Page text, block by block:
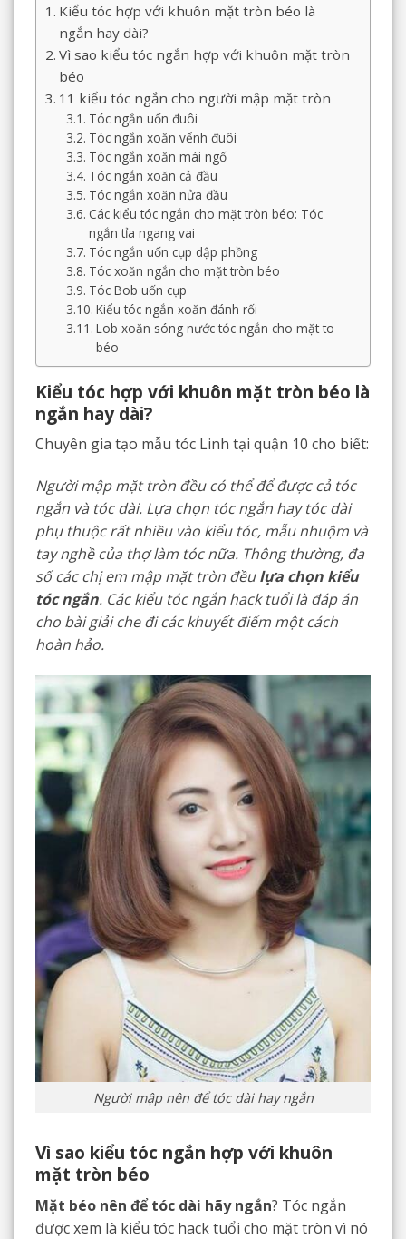
Kiểu tóc hợp với khuôn mặt tròn béo là
ngắn hay dài?
Vì sao kiểu tóc ngắn hợp với khuôn mặt tròn
béo
11 kiểu tóc ngắn cho người mập mặt tròn
Tóc ngắn uốn đuôi
Tóc ngắn xoăn vểnh đuôi
Tóc ngắn xoăn mái ngố
Tóc ngắn xoăn cả đầu
Tóc ngắn xoăn nửa đầu
Các kiểu tóc ngắn cho mặt tròn béo: Tóc
ngắn tỉa ngang vai
Tóc ngắn uốn cụp dập phồng
Tóc xoăn ngắn cho mặt tròn béo
Tóc Bob uốn cụp
Kiểu tóc ngắn xoăn đánh rối
Lob xoăn sóng nước tóc ngắn cho mặt to
béo
Kiểu tóc hợp với khuôn mặt tròn béo là
ngắn hay dài?
Chuyên gia tạo mẫu tóc Linh tại quận 10 cho biết:
Người mập mặt tròn đều có thể để được cả tóc
ngắn và tóc dài. Lựa chọn tóc ngắn hay tóc dài
phụ thuộc rất nhiều vào kiểu tóc, mẫu nhuộm và
tay nghề của thợ làm tóc nữa. Thông thường, đa
số các chị em mập mặt tròn đềulựa chọn kiểu
tóc ngắn. Các kiểu tóc ngắn hack tuổi là đáp án
cho bài giải che đi các khuyết điểm một cách
hoàn hảo.
Người mập nên để tóc dài hay ngắn
Vì sao kiểu tóc ngắn hợp với khuôn
mặt tròn béo
Mặt béo nên để tóc dài hãy ngắn? Tóc ngắn
được xem là kiểu tóc hack tuổi cho mặt tròn vì nó